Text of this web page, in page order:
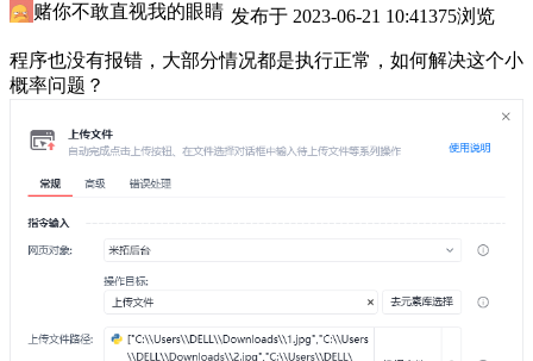
赌你不敢直视我的眼睛 发布于 2023-06-21 10:41375浏览
程序也没有报错，大部分情况都是执行正常，如何解决这个小
概率问题？